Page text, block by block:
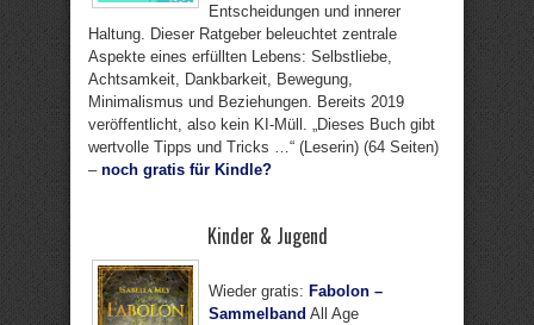
Entscheidungen und innerer
Haltung. Dieser Ratgeber beleuchtet zentrale
Aspekte eines erfüllten Lebens: Selbstliebe,
Achtsamkeit, Dankbarkeit, Bewegung,
Minimalismus und Beziehungen. Bereits 2019
veröffentlicht, also kein KI-Müll. „Dieses Buch gibt
wertvolle Tipps und Tricks …“ (Leserin) (64 Seiten)
– noch gratis für Kindle?
Kinder & Jugend
Wieder gratis: Fabolon –
Sammelband All Age